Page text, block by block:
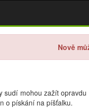
Nově
mohou zažít
o pískání na píšťalku.